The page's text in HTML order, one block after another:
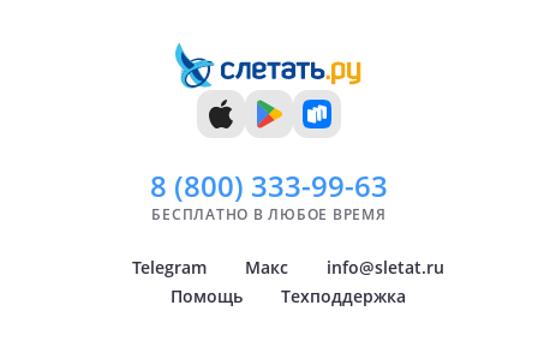
8 (800) 333-99-63
БЕСПЛАТНО В ЛЮБОЕ ВРЕМЯ
Telegram Макс
info@sletat.ru
Помощь
Техподдержка